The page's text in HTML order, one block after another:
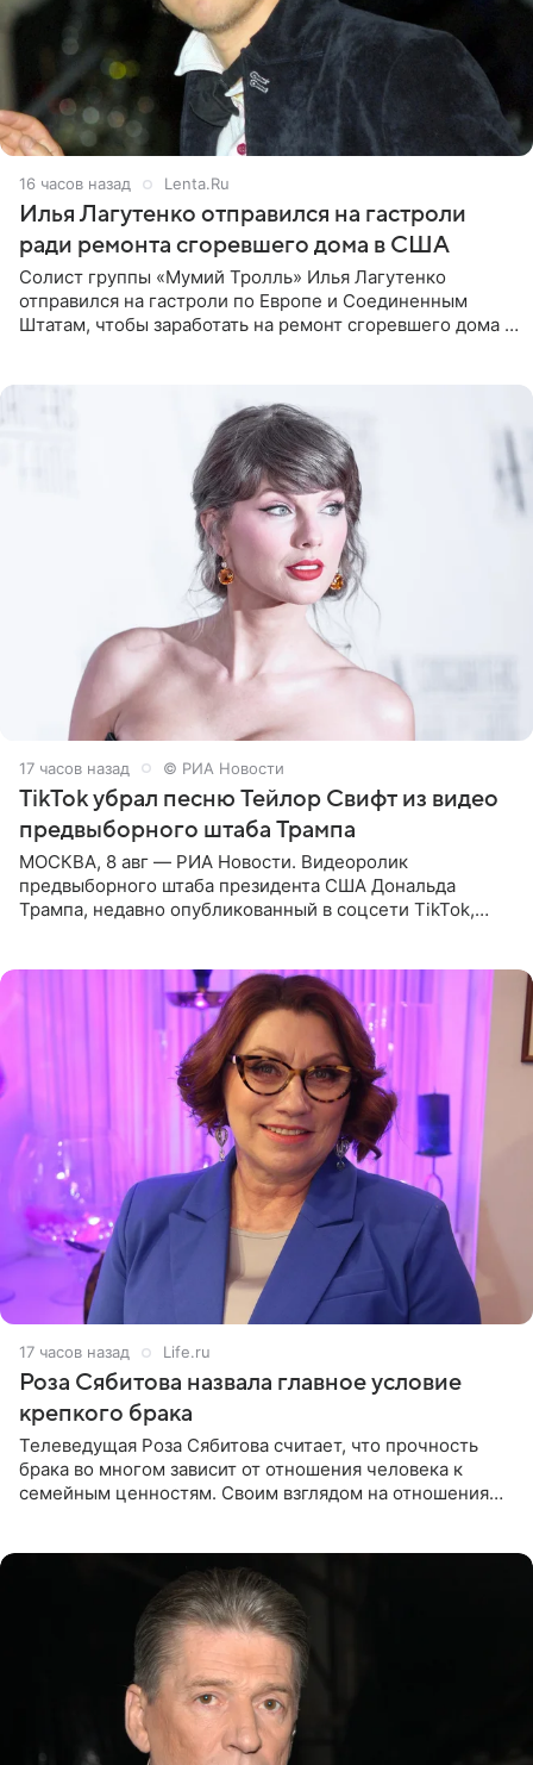
16 часов назад Lenta.Ru
Илья Лагутенко отправился на гастроли
ради ремонта сгоревшего дома в США
Солист группы «Мумий Тролль» Илья Лагутенко
отправился на гастроли по Европе и Соединенным
Штатам, чтобы заработать на ремонт сгоревшего дома в
17 часов назад © РИА Новости
TikTok убрал песню Тейлор Свифт из видео
предвыборного штаба Трампа
МОСКВА, 8 авг — РИА Новости. Видеоролик
предвыборного штаба президента США Дональда
Трампа, недавно опубликованный в соцсети TikTok,
17 часов назад Life.ru
Роза Сябитова назвала главное условие
крепкого брака
Телеведущая Роза Сябитова считает, что прочность
брака во многом зависит от отношения человека к
семейным ценностям. Своим взглядом на отношения